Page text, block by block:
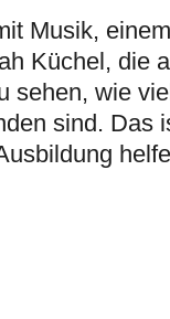
Musik,
Küchel, die
sehen, wie
sind. Das